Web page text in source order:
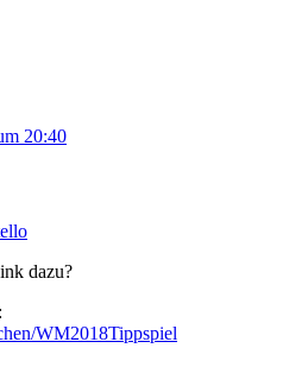
20:40
dazu?
WM2018Tippspiel